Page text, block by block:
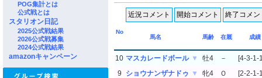
POG集計とは
公式戦とは
スタリオン日記
2025公式戦結果
2026公式戦募集
2024公式戦結果
amazonキャンペーン
No
馬名
馬齢 在厩 成績
10 マスカレードボール ▼ 牡4 －
[4-3-1-
9
ショウナンザナドゥ ▼ 牝4 Ｏ
[2-2-1-